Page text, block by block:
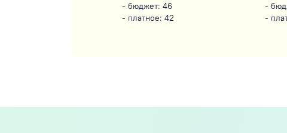
- бюджет: 46
- платное: 42
-
-